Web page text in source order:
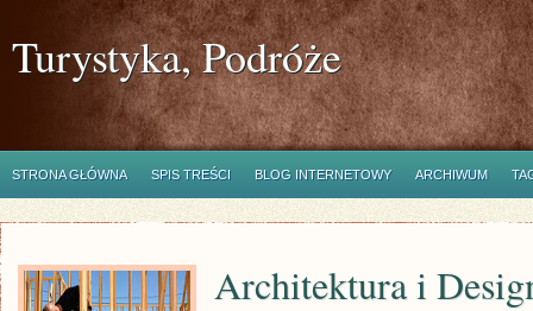
Turystyka, Podróże
STRONA GŁÓWNA SPIS TREŚCI BLOG INTERNETOWY ARCHIWUM
Architektura i